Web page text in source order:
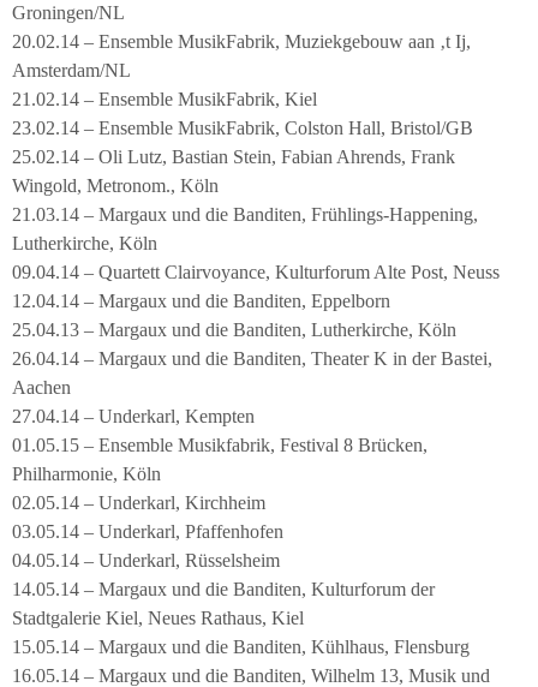
Groningen/NL
20.02.14 – Ensemble MusikFabrik, Muziekgebouw aan ‚t Ij,
Amsterdam/NL
21.02.14 – Ensemble MusikFabrik, Kiel
23.02.14 – Ensemble MusikFabrik, Colston Hall, Bristol/GB
25.02.14 – Oli Lutz, Bastian Stein, Fabian Ahrends, Frank
Wingold, Metronom., Köln
21.03.14 – Margaux und die Banditen, Frühlings-Happening,
Lutherkirche, Köln
09.04.14 – Quartett Clairvoyance, Kulturforum Alte Post, Neuss
12.04.14 – Margaux und die Banditen, Eppelborn
25.04.13 – Margaux und die Banditen, Lutherkirche, Köln
26.04.14 – Margaux und die Banditen, Theater K in der Bastei,
Aachen
27.04.14 – Underkarl, Kempten
01.05.15 – Ensemble Musikfabrik, Festival 8 Brücken,
Philharmonie, Köln
02.05.14 – Underkarl, Kirchheim
03.05.14 – Underkarl, Pfaffenhofen
04.05.14 – Underkarl, Rüsselsheim
14.05.14 – Margaux und die Banditen, Kulturforum der
Stadtgalerie Kiel, Neues Rathaus, Kiel
15.05.14 – Margaux und die Banditen, Kühlhaus, Flensburg
16.05.14 – Margaux und die Banditen, Wilhelm 13, Musik und